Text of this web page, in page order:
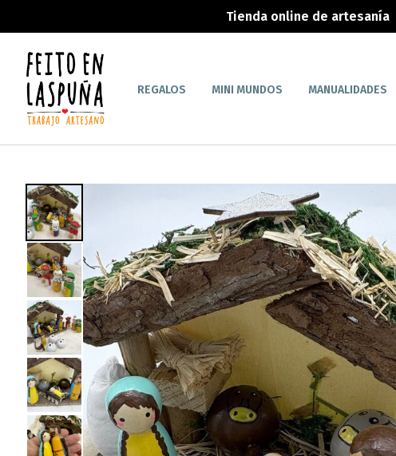
Tienda online de artesanía
REGALOS MINI MUNDOS MANUALIDADES